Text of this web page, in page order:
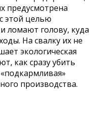
предусмотрена
этой целью
ломают голову, куда
На свалку их не
экологическая
как сразу убить
производства.